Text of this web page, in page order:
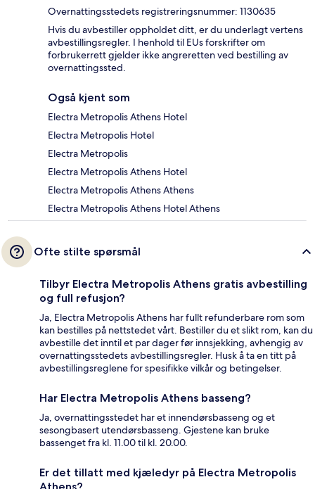
Overnattingsstedets registreringsnummer: 1130635
Hvis du avbestiller oppholdet ditt, er du underlagt vertens
avbestillingsregler. I henhold til EUs forskrifter om
forbrukerrett gjelder ikke angreretten ved bestilling av
overnattingssted.
Også kjent som
Electra Metropolis Athens Hotel
Electra Metropolis Hotel
Electra Metropolis
Electra Metropolis Athens Hotel
Electra Metropolis Athens Athens
Electra Metropolis Athens Hotel Athens
Ofte stilte spørsmål
Tilbyr Electra Metropolis Athens gratis avbestilling
og full refusjon?
Ja, Electra Metropolis Athens har fullt refunderbare rom som
kan bestilles på nettstedet vårt. Bestiller du et slikt rom, kan du
avbestille det inntil et par dager før innsjekking, avhengig av
overnattingsstedets avbestillingsregler. Husk å ta en titt på
avbestillingsreglene for spesifikke vilkår og betingelser.
Har Electra Metropolis Athens basseng?
Ja, overnattingsstedet har et innendørsbasseng og et
sesongbasert utendørsbasseng. Gjestene kan bruke
bassenget fra kl. 11.00 til kl. 20.00.
Er det tillatt med kjæledyr på Electra Metropolis